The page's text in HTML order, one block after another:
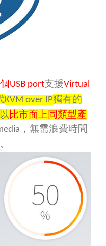
個USB port支援Virtual
KVM over IP獨有的
比市面上同類型產
，無需浪費時間